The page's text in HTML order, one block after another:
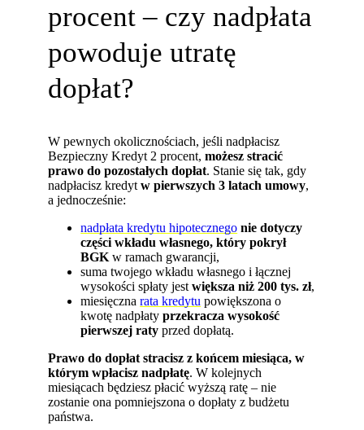
procent – czy nadpłata
powoduje utratę
dopłat?
W pewnych okolicznościach, jeśli nadpłacisz
Bezpieczny Kredyt 2 procent,możesz stracić
prawo do pozostałych dopłat. Stanie się tak, gdy
nadpłacisz kredytw pierwszych 3 latach umowy,
a jednocześnie:
nadpłata kredytu hipotecznego nie dotyczy
części wkładu własnego, który pokrył
BGK w ramach gwarancji,
suma twojego wkładu własnego i łącznej
wysokości spłaty jestwiększa niż 200 tys. zł,
miesięcznarata kredytu powiększona o
kwotę nadpłatyprzekracza wysokość
pierwszej raty przed dopłatą.
Prawo do dopłat stracisz z końcem miesiąca, w
którym wpłacisz nadpłatę. W kolejnych
miesiącach będziesz płacić wyższą ratę – nie
zostanie ona pomniejszona o dopłaty z budżetu
państwa.